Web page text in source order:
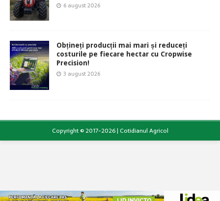
6 august 2026
Obțineți producții mai mari și reduceți
costurile pe fiecare hectar cu Cropwise
Precision!
3 august 2026
Copyright © 2017-2026 | Cotidianul Agricol